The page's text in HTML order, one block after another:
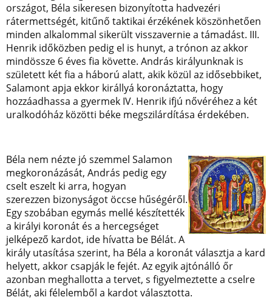
országot, Béla sikeresen bizonyította hadvezéri
rátermettségét, kitűnő taktikai érzékének köszönhetően
minden alkalommal sikerült visszavernie a támadást. III.
Henrik időközben pedig el is hunyt, a trónon az akkor
mindössze 6 éves fia követte. András királyunknak is
született két fia a háború alatt, akik közül az idősebbiket,
Salamont apja ekkor királlyá koronáztatta, hogy
hozzáadhassa a gyermek IV. Henrik ifjú nővéréhez a két
uralkodóház közötti béke megszilárdítása érdekében.
Béla nem nézte jó szemmel Salamon
megkoronázását, András pedig egy
cselt eszelt ki arra, hogyan
szerezzen bizonyságot öccse hűségéről.
Egy szobában egymás mellé készítették
a királyi koronát és a hercegséget
jelképező kardot, ide hívatta be Bélát. A
király utasítása szerint, ha Béla a koronát választja a kard
helyett, akkor csapják le fejét. Az egyik ajtónálló őr
azonban meghallotta a tervet, s figyelmeztette a cselre
Bélát, aki félelemből a kardot választotta.